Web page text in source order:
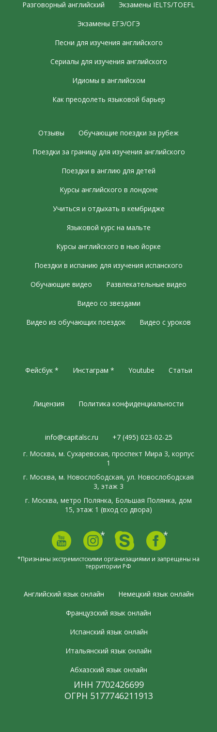
Разговорный английский Экзамены IELTS/TOEFL
Экзамены ЕГЭ/ОГЭ
Песни для изучения английского
Сериалы для изучения английского
Идиомы в английском
Как преодолеть языковой барьер
Отзывы Обучающие поездки за рубеж
Поездки за границу для изучения английского
Поездки в англию для детей
Курсы английского в лондоне
Учиться и отдыхать в кембридже
Языковой курс на мальте
Курсы английского в нью йорке
Поездки в испанию для изучения испанского
Обучающие видео Развлекательные видео
Видео со звездами
Видео из обучающих поездок Видео с уроков
Фейсбук * Инстаграм * Youtube Статьи
Лицензия Политика конфиденциальности
info@capitalsc.ru
+7 (495) 023-02-25
г. Москва, м. Сухаревская, проспект Мира 3, корпус
1
г. Москва, м. Новослободская, ул. Новослободская
3, этаж 3
г. Москва, метро Полянка, Большая Полянка, дом
15, этаж 1 (вход со двора)
* *
*Признаны экстремистскими организациями и запрещены на
территории РФ
Английский язык онлайн Немецкий язык онлайн
Французский язык онлайн
Испанский язык онлайн
Итальянский язык онлайн
Абхазский язык онлайн
ИНН 7702426699
ОГРН 5177746211913